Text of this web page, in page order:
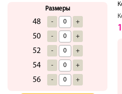
Размеры
48 - +
50 - +
52 - +
54 - +
56 - +